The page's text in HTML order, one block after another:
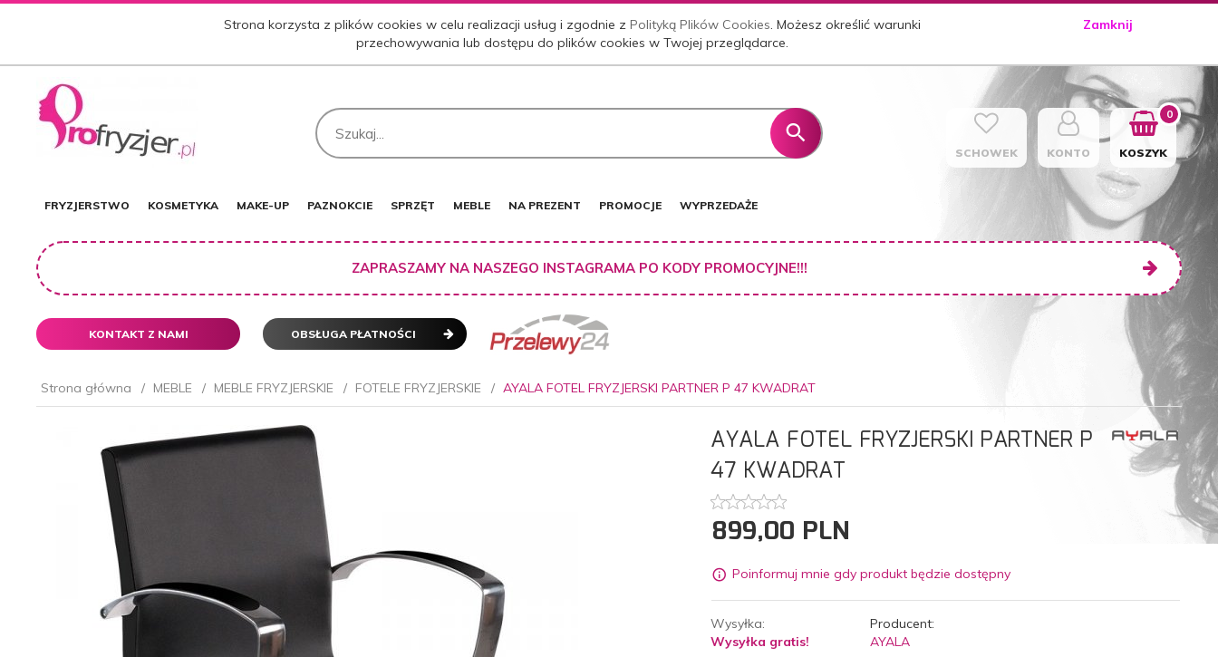
Strona korzysta z plików cookies w celu realizacji usług i zgodnie zPolityką Plików Cookies. Możesz określić warunki
przechowywania lub dostępu do plików cookies w Twojej przeglądarce.
Zamknij
SCHOWEK KONTO KOSZYK
0
FRYZJERSTWO KOSMETYKA MAKE-UP PAZNOKCIE SPRZĘT MEBLE NA PREZENT PROMOCJE WYPRZEDAŻE
ZAPRASZAMY NA NASZEGO INSTAGRAMA PO KODY PROMOCYJNE!!!
KONTAKT Z NAMI OBSŁUGA PŁATNOŚCI
Strona główna MEBLE MEBLE FRYZJERSKIE FOTELE FRYZJERSKIE AYALA FOTEL FRYZJERSKI PARTNER P 47 KWADRAT
AYALA FOTEL FRYZJERSKI PARTNER P
47 KWADRAT
899,00 PLN
Poinformuj mnie gdy produkt będzie dostępny
Wysyłka:
Wysyłka gratis!
Producent:
AYALA